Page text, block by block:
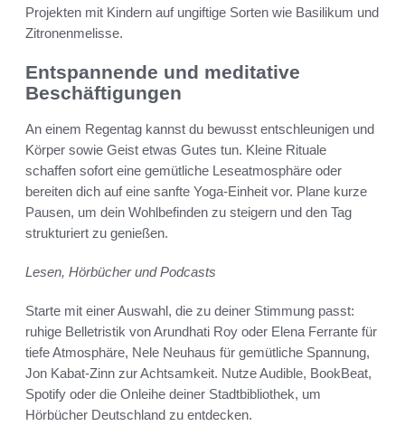
Projekten mit Kindern auf ungiftige Sorten wie Basilikum und
Zitronenmelisse.
Entspannende und meditative
Beschäftigungen
An einem Regentag kannst du bewusst entschleunigen und
Körper sowie Geist etwas Gutes tun. Kleine Rituale
schaffen sofort eine gemütliche Leseatmosphäre oder
bereiten dich auf eine sanfte Yoga-Einheit vor. Plane kurze
Pausen, um dein Wohlbefinden zu steigern und den Tag
strukturiert zu genießen.
Lesen, Hörbücher und Podcasts
Starte mit einer Auswahl, die zu deiner Stimmung passt:
ruhige Belletristik von Arundhati Roy oder Elena Ferrante für
tiefe Atmosphäre, Nele Neuhaus für gemütliche Spannung,
Jon Kabat-Zinn zur Achtsamkeit. Nutze Audible, BookBeat,
Spotify oder die Onleihe deiner Stadtbibliothek, um
Hörbücher Deutschland zu entdecken.